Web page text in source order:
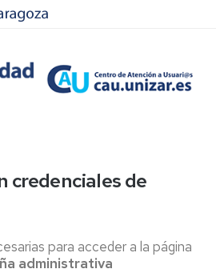
credenciales de
para acceder a la página
administrativa